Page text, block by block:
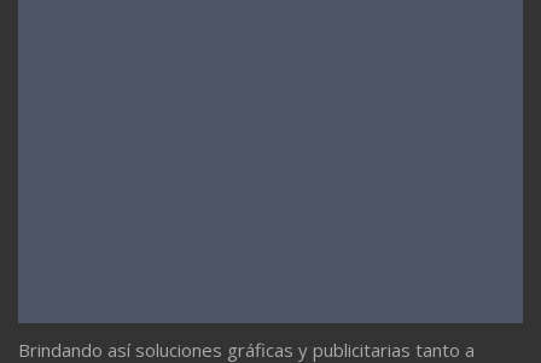
Brindando así soluciones gráficas y publicitarias tanto a